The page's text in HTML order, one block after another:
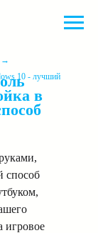
→
10 - лучший
в
способ
игровое